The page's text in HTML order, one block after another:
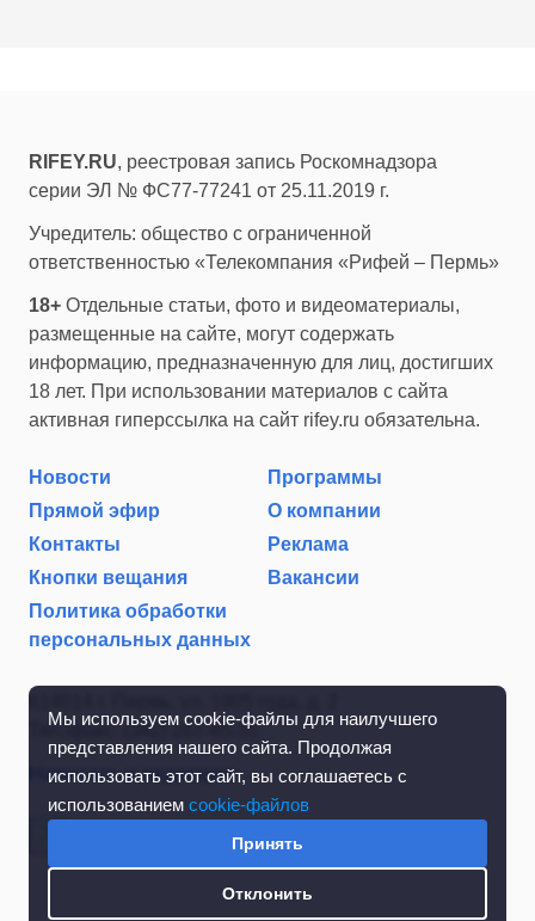
Мы используем cookie-файлы для наилучшего
представления нашего сайта. Продолжая
использовать этот сайт, вы соглашаетесь с
использованием cookie-файлов
Принять
Отклонить
RIFEY.RU, реестровая запись Роскомнадзора
серии ЭЛ № ФС77-77241 от 25.11.2019 г.
Учредитель: общество с ограниченной
ответственностью «Телекомпания «Рифей – Пермь»
18+ Отдельные статьи, фото и видеоматериалы,
размещенные на сайте, могут содержать
информацию, предназначенную для лиц, достигших
18 лет. При использовании материалов с сайта
активная гиперссылка на сайт rifey.ru обязательна.
Новости
Программы
Прямой эфир
О компании
Контакты
Реклама
Кнопки вещания
Вакансии
Политика обработки
персональных данных
Тел./факс: (342) 267-85-35
Написать в редакцию